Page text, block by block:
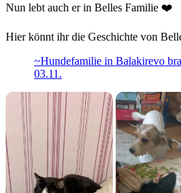
Nun lebt auch er in Belles Familie ❤️
Hier könnt ihr die Geschichte von
~Hundefamilie in Balakirevo
03.11.